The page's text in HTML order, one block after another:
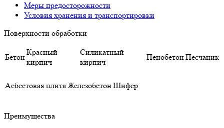
Меры предосторожности
Условия хранения и транспортировки
Поверхности обработки
Бетон
Красный
кирпич
Силикатный
кирпич
ПенобетонПесчаник
Асбестовая плита ЖелезобетонШифер
Преимущества